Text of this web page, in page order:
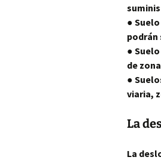
●
podrán
●
de
●
viaria,
La
La